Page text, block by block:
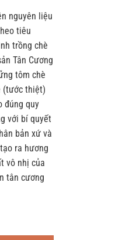
nguyên liệu
tiêu
trồng chè
Tân Cương
tôm chè
(tước thiệt)
đúng quy
với bí quyết
bản xứ và
ra hương
vô nhị của
tân cương
- 100gram số lượng